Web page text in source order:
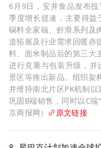
6月9日，安井食品发布
季度增长提速，主要得益
锅料全家福、虾滑系列及
道拓展及行业需求回暖亦
料、面米制品后的第三大
进行克重与包装升级，并
景区等推出新品。组织架
并维持南北片区PK机制
巩固B端销售，同时以C
京商报网）
原文链接